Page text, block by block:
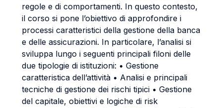
regole e di comportamenti. In questo contesto,
il corso si pone l’obiettivo di approfondire i
processi caratteristici della gestione della banca
e delle assicurazioni. In particolare, l’analisi si
sviluppa lungo i seguenti principali filoni delle
due tipologie di istituzioni: • Gestione
caratteristica dell’attività • Analisi e principali
tecniche di gestione dei rischi tipici • Gestione
del capitale, obiettivi e logiche di risk